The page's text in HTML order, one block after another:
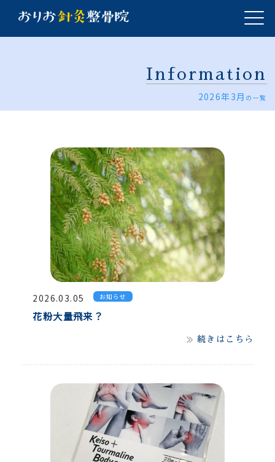
Information
2026年3月 の一覧
2026.03.05 お知らせ
花粉大量飛来？
続きはこちら